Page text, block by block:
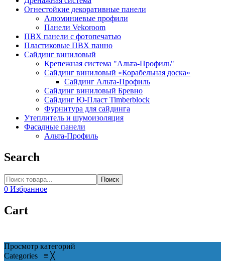
Огнестойкие декоративные панели
Алюминиевые профили
Панели Vekoroom
ПВХ панели с фотопечатью
Пластиковые ПВХ панно
Сайдинг виниловый
Крепежная система "Альта-Профиль"
Сайдинг виниловый «Корабельная доска»
Сайдинг Альта-Профиль
Сайдинг виниловый Бревно
Сайдинг Ю-Пласт Timberblock
Фурнитура для сайдинга
Утеплитель и шумоизоляция
Фасадные панели
Альта-Профиль
Search
Поиск
0 Избранное
Cart
Просмотр категорий
Categories ≡ ╳